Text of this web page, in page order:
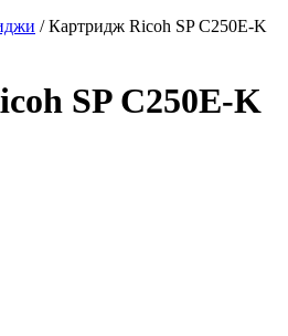
/ Картридж Ricoh SP C250E-K
SP C250E-K